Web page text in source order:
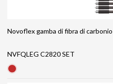
Novoflex gamba di fibra di
NVFQLEG C2820 SET